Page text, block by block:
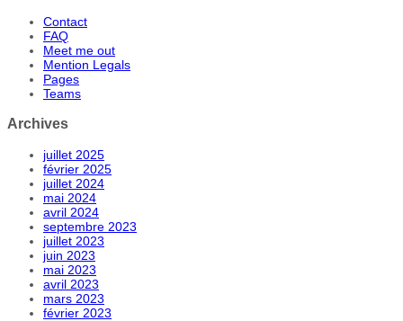
Contact
FAQ
Meet me out
Mention Legals
Pages
Teams
Archives
juillet 2025
février 2025
juillet 2024
mai 2024
avril 2024
septembre 2023
juillet 2023
juin 2023
mai 2023
avril 2023
mars 2023
février 2023